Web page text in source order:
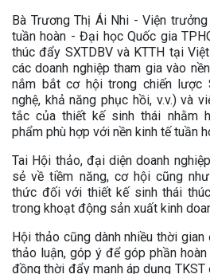
Bà Trương Thị Ái Nhi - Viện
tuần hoàn - Đại học Quốc gia
thúc đẩy SXTDBV và KTTH tại
các doanh nghiệp tham gia vào
nắm bắt cơ hội trong chiến lược
nghệ, khả năng phục hồi, v.v.) và
tắc của thiết kế sinh thái nhằm
phẩm phù hợp với nền kinh tế tuần
Tai Hội thảo, đại diện doanh
sẻ về tiềm năng, cơ hội cũng
thức đối với thiết kế sinh thái
trong khoạt động sản xuất kinh
Hội thảo cũng dành nhiều thời
thảo luận, góp ý để góp phần
đồng thời đẩy mạnh áp dụng